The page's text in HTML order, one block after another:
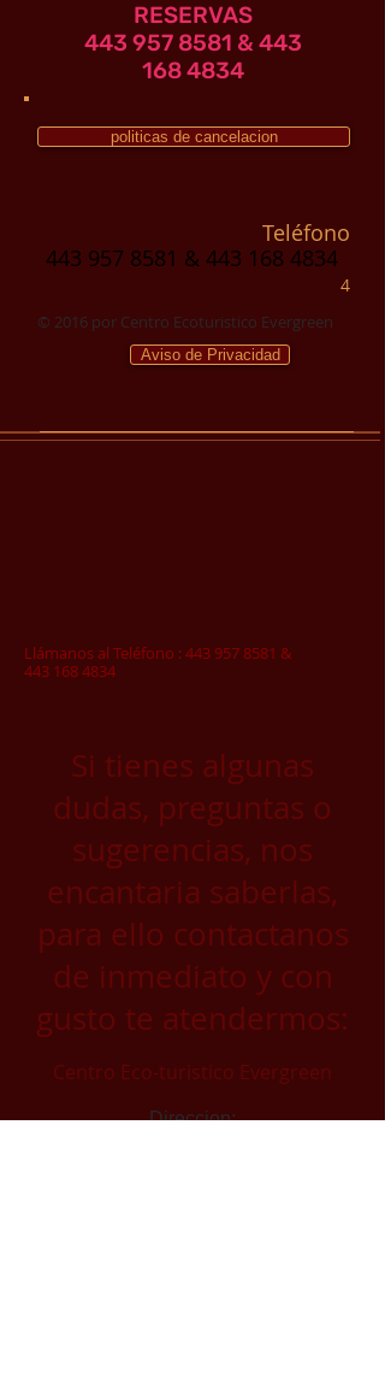
RESERVAS
443 957 8581 & 443
168 4834
politicas de cancelacion
Teléfono
443 957 8581 & 443 168 4834
4
© 2016 por Centro Ecoturistico Evergreen
Aviso de Privacidad
Llámanos al Teléfono :443 957 8581 &
443 168 4834
Si tienes algunas
dudas, preguntas o
sugerencias, nos
encantaria saberlas,
para ello contactanos
de inmediato y con
gusto te atendermos:
Centro Eco-turistico Evergreen
Direccion: